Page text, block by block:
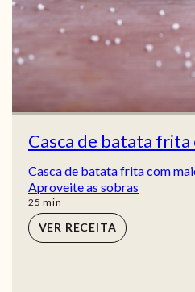
Casca de batata frita
Casca de batata frita com
Aproveite as sobras
25 min
min
VER RECEITA